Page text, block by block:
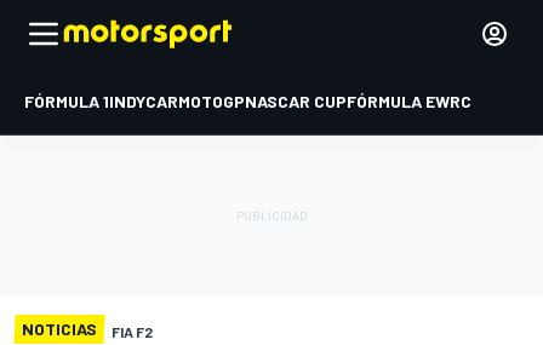
FÓRMULA 1INDYCARMOTOGPNASCAR CUPFÓRMULA EWRC
NOTICIAS FIA F2